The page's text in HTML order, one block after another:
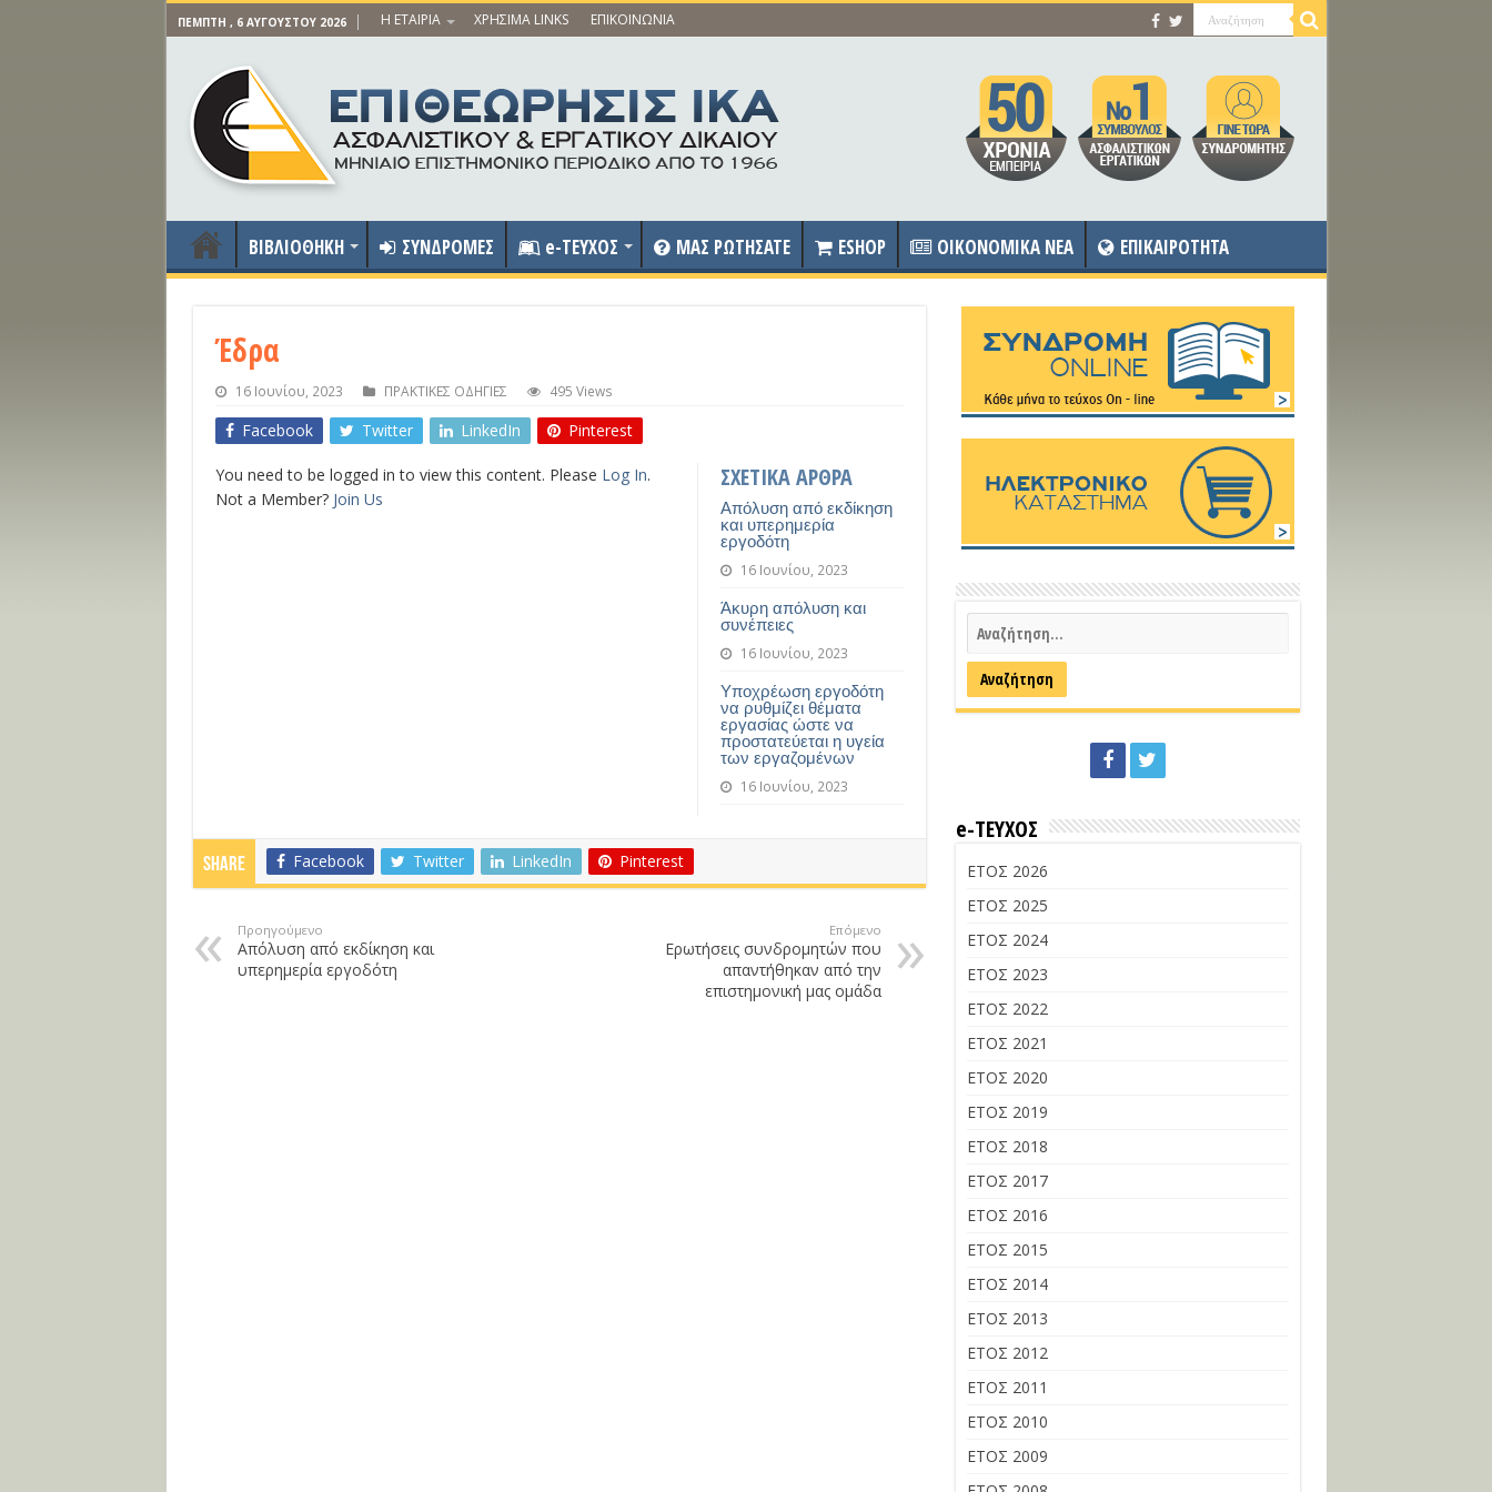
ΠΈΜΠΤΗ , 6 ΑΥΓΟΎΣΤΟΥ 2026 Η ΕΤΑΙΡΙΑ ΧΡΗΣΙΜΑ LINKS ΕΠΙΚΟΙΝΩΝΙΑ
ΒΙΒΛΙΟΘΗΚΗ ΣΥΝΔΡΟΜΕΣ e-ΤΕΥΧΟΣ ΜΑΣ ΡΩΤΗΣΑΤΕ ESHOP OIKONOMIKA NEA ΕΠΙΚΑΙΡΟΤΗΤΑ
Έδρα
16 Ιουνίου, 2023 ΠΡΑΚΤΙΚΕΣ ΟΔΗΓΙΕΣ 495 Views
Facebook Twitter LinkedIn Pinterest
ΣΧΕΤΙΚΑ ΑΡΘΡΑ
Απόλυση από εκδίκηση
και υπερημερία
εργοδότη
16 Ιουνίου, 2023
Άκυρη απόλυση και
συνέπειες
16 Ιουνίου, 2023
Υποχρέωση εργοδότη
να ρυθμίζει θέματα
εργασίας ώστε να
προστατεύεται η υγεία
των εργαζομένων
16 Ιουνίου, 2023
You need to be logged in to view this content. Please Log In.
Not a Member? Join Us
Share Facebook Twitter LinkedIn Pinterest
Προηγούμενο
Απόλυση από εκδίκηση και
υπερημερία εργοδότη
Επόμενο
Ερωτήσεις συνδρομητών που
απαντήθηκαν από την
επιστημονική μας ομάδα
e-ΤΕΥΧΟΣ
ΕΤΟΣ 2026
ΕΤΟΣ 2025
ΕΤΟΣ 2024
ΕΤΟΣ 2023
ΕΤΟΣ 2022
ΕΤΟΣ 2021
ΕΤΟΣ 2020
ΕΤΟΣ 2019
ΕΤΟΣ 2018
ΕΤΟΣ 2017
ΕΤΟΣ 2016
ΕΤΟΣ 2015
ΕΤΟΣ 2014
ΕΤΟΣ 2013
ΕΤΟΣ 2012
ΕΤΟΣ 2011
ΕΤΟΣ 2010
ΕΤΟΣ 2009